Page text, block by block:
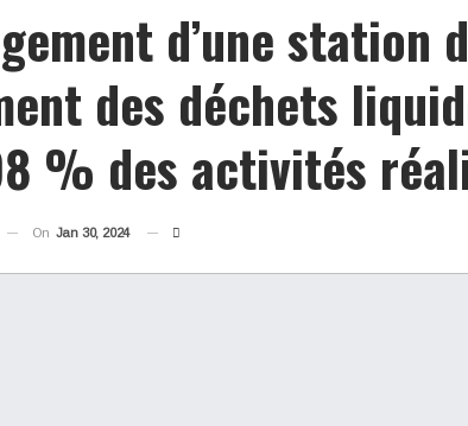
d’une station
des déchets
% des activités
On Jan 30, 2024